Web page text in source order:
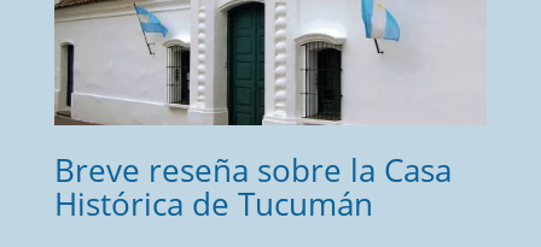
Breve reseña sobre la Casa
Histórica de Tucumán